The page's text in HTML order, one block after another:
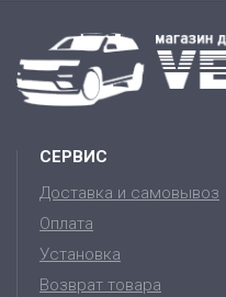
СЕРВИС
Доставка и самовывоз
Оплата
Установка
Возврат товара